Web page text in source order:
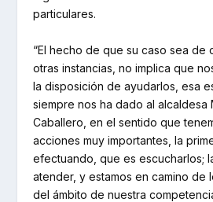
particulares.
“El hecho de que su caso sea de
otras instancias, no implica que
la disposición de ayudarlos, esa
siempre nos ha dado al alcaldesa
Caballero, en el sentido que
acciones muy importantes, la
efectuando, que es escucharlos;
atender, y estamos en camino de
del ámbito de nuestra